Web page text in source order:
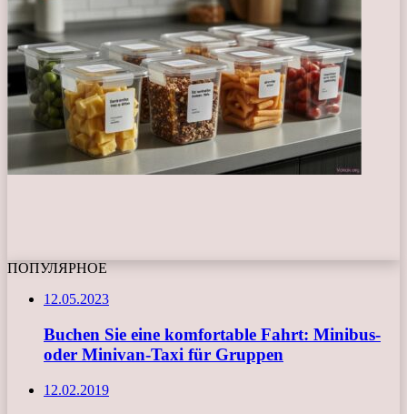
ПОПУЛЯРНОЕ
12.05.2023
Buchen Sie eine komfortable Fahrt: Minibus-
oder Minivan-Taxi für Gruppen
12.02.2019